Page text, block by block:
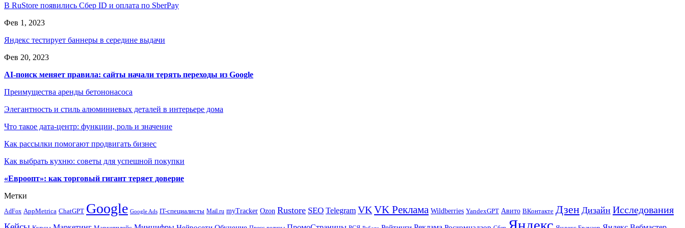
В RuStore появились Сбер ID и оплата по SberPay
Фев 1, 2023
Яндекс тестирует баннеры в середине выдачи
Фев 20, 2023
AI-поиск меняет правила: сайты начали терять переходы из Google
Преимущества аренды бетононасоса
Элегантность и стиль алюминиевых деталей в интерьере дома
Что такое дата-центр: функции, роль и значение
Как рассылки помогают продвигать бизнес
Как выбрать кухню: советы для успешной покупки
«Евроопт»: как торговый гигант теряет доверие
Метки
AdFox AppMetrica ChatGPT Google Google Ads IT-специалисты Mail.ru myTracker Ozon Rustore SEO Telegram VKVK Реклама Wildberries YandexGPT Авито ВКонтакте Дзен Дизайн Исследования